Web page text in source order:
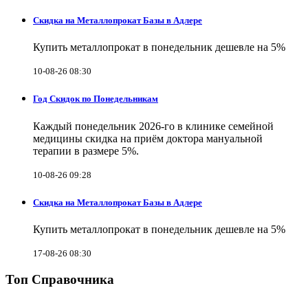
Скидка на Металлопрокат Базы в Адлере
Купить металлопрокат в понедельник дешевле на 5%
10-08-26 08:30
Год Скидок по Понедельникам
Каждый понедельник 2026-го в клинике семейной
медицины скидка на приём доктора мануальной
терапии в размере 5%.
10-08-26 09:28
Скидка на Металлопрокат Базы в Адлере
Купить металлопрокат в понедельник дешевле на 5%
17-08-26 08:30
Топ Справочника